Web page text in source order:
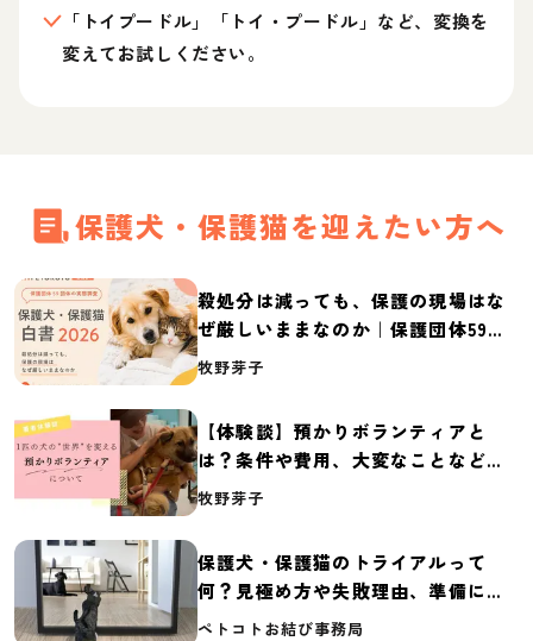
「トイプードル」「トイ・プードル」など、変換を
変えてお試しください。
保護犬・保護猫を迎えたい方へ
殺処分は減っても、保護の現場はな
ぜ厳しいままなのか｜保護団体59団
体の実態調査【保護犬・保護猫白書
牧野芽子
【体験談】預かりボランティアと
は？条件や費用、大変なことなど紹
介
牧野芽子
保護犬・保護猫のトライアルって
何？見極め方や失敗理由、準備に必
要なものを紹介
ペトコトお結び事務局